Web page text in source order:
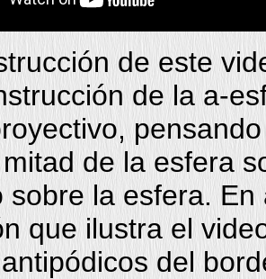
de este
de la a-
de la esfera
sobre la esfera.
que ilustra el
del